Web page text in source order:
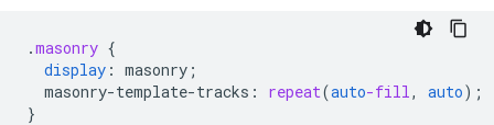
.masonry {
display : masonry ;
masonry-template-tracks : repeat(auto-fill, auto);
}